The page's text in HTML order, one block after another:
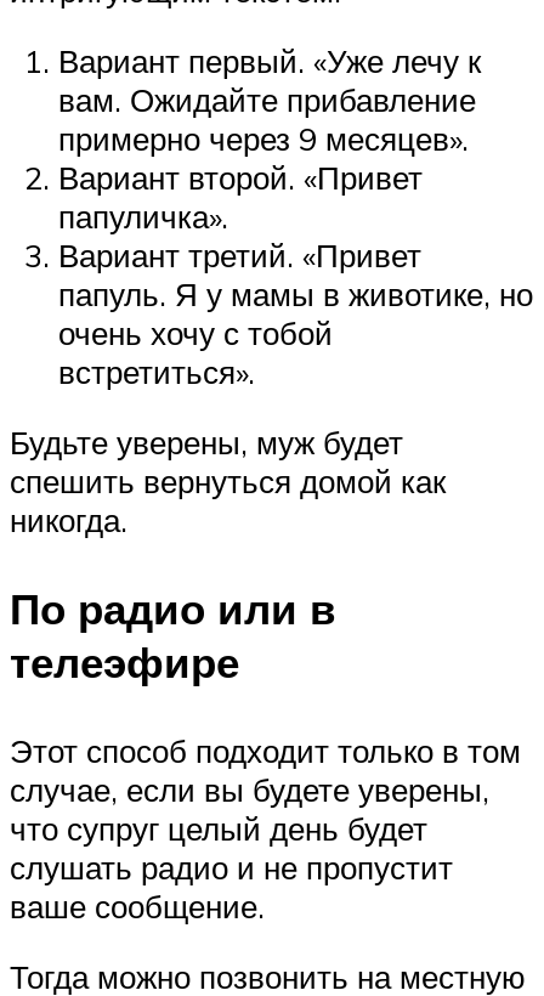
Вариант первый. «Уже лечу к
вам. Ожидайте прибавление
примерно через 9 месяцев».
Вариант второй. «Привет
папуличка».
Вариант третий. «Привет
папуль. Я у мамы в животике, но
очень хочу с тобой
встретиться».
Будьте уверены, муж будет
спешить вернуться домой как
никогда.
По радио или в
телеэфире
Этот способ подходит только в том
случае, если вы будете уверены,
что супруг целый день будет
слушать радио и не пропустит
ваше сообщение.
Тогда можно позвонить на местную